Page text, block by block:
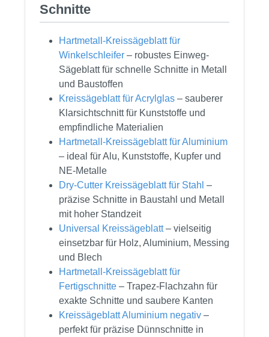
Schnitte
Hartmetall-Kreissägeblatt für
Winkelschleifer – robustes Einweg-
Sägeblatt für schnelle Schnitte in Metall
und Baustoffen
Kreissägeblatt für Acrylglas – sauberer
Klarsichtschnitt für Kunststoffe und
empfindliche Materialien
Hartmetall-Kreissägeblatt für Aluminium
– ideal für Alu, Kunststoffe, Kupfer und
NE-Metalle
Dry-Cutter Kreissägeblatt für Stahl –
präzise Schnitte in Baustahl und Metall
mit hoher Standzeit
Universal Kreissägeblatt– vielseitig
einsetzbar für Holz, Aluminium, Messing
und Blech
Hartmetall-Kreissägeblatt für
Fertigschnitte – Trapez-Flachzahn für
exakte Schnitte und saubere Kanten
Kreissägeblatt Aluminium negativ –
perfekt für präzise Dünnschnitte in